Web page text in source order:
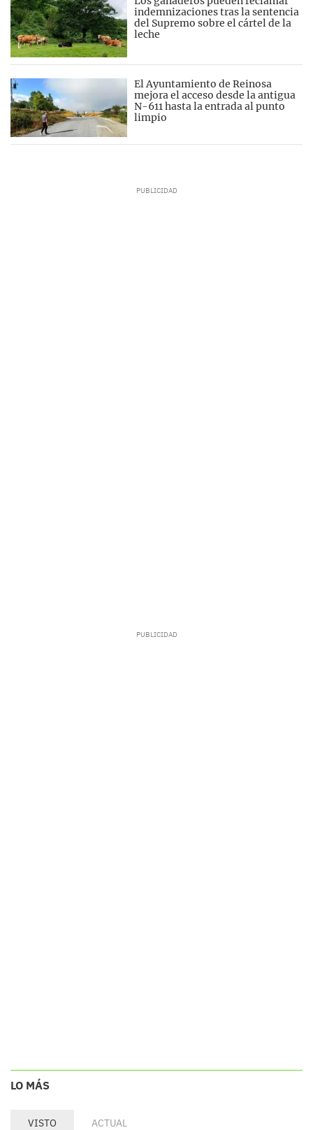
indemnizaciones tras la sentencia
del Supremo sobre el cártel de la
leche
El Ayuntamiento de Reinosa
mejora el acceso desde la antigua
N-611 hasta la entrada al punto
limpio
LO MÁS
VISTO ACTUAL